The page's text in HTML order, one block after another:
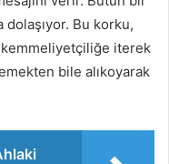
Bu korku,
iterek
bile alıkoyarak